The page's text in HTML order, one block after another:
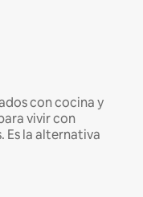
con cocina y
vivir con
Es la alternativa